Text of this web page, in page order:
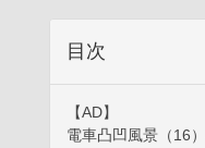
目次
【AD】
電車凸凹風景（16